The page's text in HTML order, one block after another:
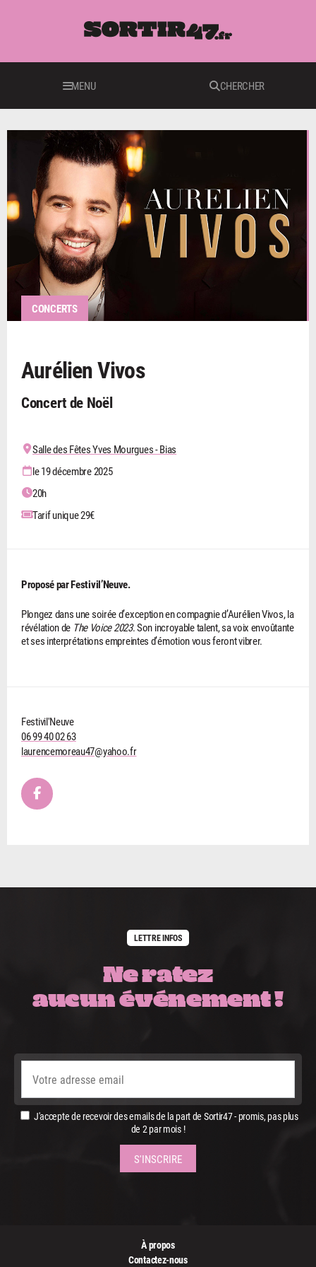
MENU CHERCHER
CONCERTS
Aurélien Vivos
Concert de Noël
Salle des Fêtes Yves Mourgues - Bias
le 19 décembre 2025
20h
Tarif unique 29€
Proposé par Festivil’Neuve.
Plongez dans une soirée d’exception en compagnie d’Aurélien Vivos, la
révélation de The Voice 2023. Son incroyable talent, sa voix envoûtante
et ses interprétations empreintes d’émotion vous feront vibrer.
Festivil'Neuve
06 99 40 02 63
laurencemoreau47@yahoo.fr
LETTRE INFOS
Ne ratez
aucun événement !
J'accepte de recevoir des emails de la part de Sortir47 - promis, pas plus
de 2 par mois !
À propos
Contactez-nous